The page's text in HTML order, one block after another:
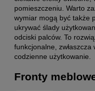
pomieszczeniu. Warto
wymiar mogą być także
ukrywać ślady
odciski palców. To
funkcjonalne,
codzienne użytkowanie.
Fronty